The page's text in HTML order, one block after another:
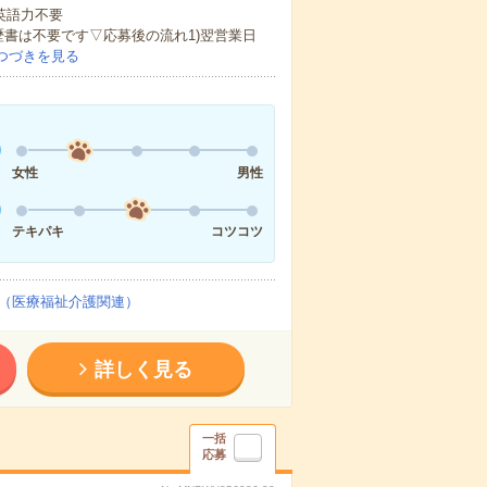
語力不要
は不要です▽応募後の流れ1)翌営業日
づきを見る
女性 男性
テキパキ コツコツ
療福祉介護関連）
詳しく見る
一括
応募